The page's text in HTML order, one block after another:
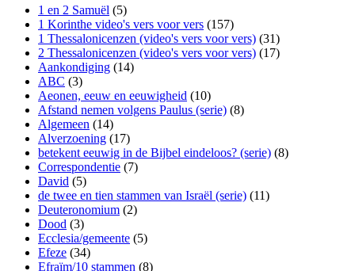
1 en 2 Samuël (5)
1 Korinthe video's vers voor vers (157)
1 Thessalonicenzen (video's vers voor vers) (31)
2 Thessalonicenzen (video's vers voor vers) (17)
Aankondiging (14)
ABC (3)
Aeonen, eeuw en eeuwigheid (10)
Afstand nemen volgens Paulus (serie) (8)
Algemeen (14)
Alverzoening (17)
betekent eeuwig in de Bijbel eindeloos? (serie) (8)
Correspondentie (7)
David (5)
de twee en tien stammen van Israël (serie) (11)
Deuteronomium (2)
Dood (3)
Ecclesia/gemeente (5)
Efeze (34)
Efraïm/10 stammen (8)